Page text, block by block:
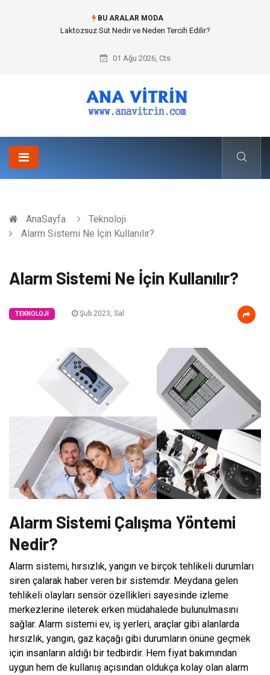
BU ARALAR MODA
Cold mix asphalt plant (Soğuk Asfalt Plenti) ile Yol Yapımında Çevreci ve
01 Ağu 2026, Cts
AnaSayfa
Teknoloji
Alarm Sistemi Ne İçin Kullanılır?
Alarm Sistemi Ne İçin Kullanılır?
TEKNOLOJI Şub 2023, Sal
Alarm Sistemi Çalışma Yöntemi
Nedir?
Alarm sistemi, hırsızlık, yangın ve birçok tehlikeli durumları
siren çalarak haber veren bir sistemdir. Meydana gelen
tehlikeli olayları sensör özellikleri sayesinde izleme
merkezlerine ileterek erken müdahalede bulunulmasını
sağlar. Alarm sistemi ev, iş yerleri, araçlar gibi alanlarda
hırsızlık, yangın, gaz kaçağı gibi durumların önüne geçmek
için insanların aldığı bir tedbirdir. Hem fiyat bakımından
uygun hem de kullanış açısından oldukça kolay olan alarm